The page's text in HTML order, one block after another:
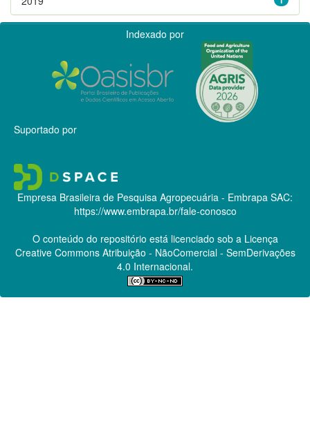
Indexado por
Suportado por
Empresa Brasileira de Pesquisa Agropecuária - Embrapa SAC:
https://www.embrapa.br/fale-conosco
O conteúdo do repositório está licenciado sob a Licença
Creative CommonsAtribuição - NãoComercial - SemDerivações
4.0 Internacional.